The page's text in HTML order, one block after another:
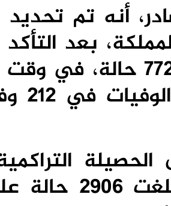
أنه تم
الحصيلة
ظهورها